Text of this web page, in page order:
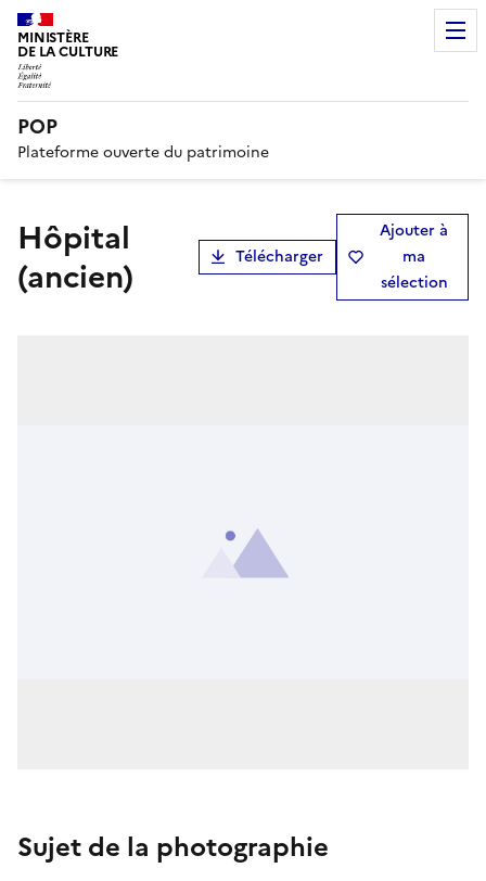
MINISTÈRE
DE LA CULTURE
POP
Plateforme ouverte du patrimoine
hôpital
(ancien)
Télécharger
Ajouter à
ma
sélection
Sujet de la photographie